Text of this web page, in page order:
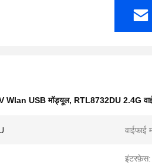
Wlan USB मॉड्यूल, RTL8732DU 2.4G
वाईफाई
इंटरफ़ेस: